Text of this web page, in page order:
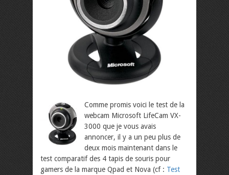
Comme promis voici le test de la
webcam Microsoft LifeCam VX-
3000 que je vous avais
annoncer, il y a un peu plus de
deux mois maintenant dans le
test comparatif des 4 tapis de souris pour
gamers de la marque Qpad et Nova (cf : Test